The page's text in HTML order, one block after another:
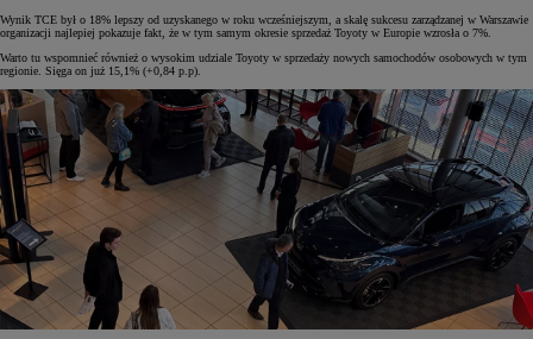
Wynik TCE był o 18% lepszy od uzyskanego w roku wcześniejszym, a skalę sukcesu zarządzanej w Warszawie
organizacji najlepiej pokazuje fakt, że w tym samym okresie sprzedaż Toyoty w Europie wzrosła o 7%.
Warto tu wspomnieć również o wysokim udziale Toyoty w sprzedaży nowych samochodów osobowych w tym
regionie. Sięga on już 15,1% (+0,84 p.p).